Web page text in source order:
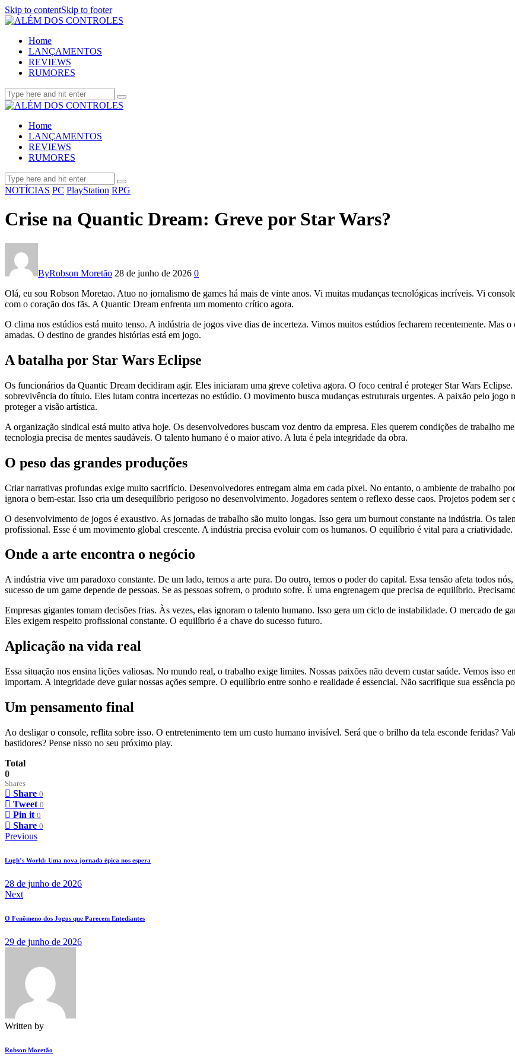
Skip to contentSkip to footer
Home
LANÇAMENTOS
REVIEWS
RUMORES
Home
LANÇAMENTOS
REVIEWS
RUMORES
NOTÍCIAS PC PlayStation RPG
Crise na Quantic Dream: Greve por Star Wars?
ByRobson Moretão 28 de junho de 2026 0
Olá, eu sou Robson Moretao. Atuo no jornalismo de games há mais de vinte anos. Vi muitas mudanças tecnológicas incríveis. Vi
com o coração dos fãs. A Quantic Dream enfrenta um momento crítico agora.
O clima nos estúdios está muito tenso. A indústria de jogos vive dias de incerteza. Vimos muitos estúdios fecharem recentemente. Mas
amadas. O destino de grandes histórias está em jogo.
A batalha por Star Wars Eclipse
Os funcionários da Quantic Dream decidiram agir. Eles iniciaram uma greve coletiva agora. O foco central é proteger Star Wars
sobrevivência do título. Eles lutam contra incertezas no estúdio. O movimento busca mudanças estruturais urgentes. A paixão pelo jogo
proteger a visão artística.
A organização sindical está muito ativa hoje. Os desenvolvedores buscam voz dentro da empresa. Eles querem condições de trabalho
tecnologia precisa de mentes saudáveis. O talento humano é o maior ativo. A luta é pela integridade da obra.
O peso das grandes produções
Criar narrativas profundas exige muito sacrifício. Desenvolvedores entregam alma em cada pixel. No entanto, o ambiente de trabalho
ignora o bem-estar. Isso cria um desequilíbrio perigoso no desenvolvimento. Jogadores sentem o reflexo desse caos. Projetos podem
O desenvolvimento de jogos é exaustivo. As jornadas de trabalho são muito longas. Isso gera um burnout constante na indústria. Os
profissional. Esse é um movimento global crescente. A indústria precisa evoluir com os humanos. O equilíbrio é vital para a criatividade.
Onde a arte encontra o negócio
A indústria vive um paradoxo constante. De um lado, temos a arte pura. Do outro, temos o poder do capital. Essa tensão afeta todos
sucesso de um game depende de pessoas. Se as pessoas sofrem, o produto sofre. É uma engrenagem que precisa de equilíbrio.
Empresas gigantes tomam decisões frias. Às vezes, elas ignoram o talento humano. Isso gera um ciclo de instabilidade. O mercado de
Eles exigem respeito profissional constante. O equilíbrio é a chave do sucesso futuro.
Aplicação na vida real
Essa situação nos ensina lições valiosas. No mundo real, o trabalho exige limites. Nossas paixões não devem custar saúde. Vemos isso
importam. A integridade deve guiar nossas ações sempre. O equilíbrio entre sonho e realidade é essencial. Não sacrifique sua essência
Um pensamento final
Ao desligar o console, reflita sobre isso. O entretenimento tem um custo humano invisível. Será que o brilho da tela esconde feridas?
bastidores? Pense nisso no seu próximo play.
Total
0
Shares
Share 0
Tweet 0
Pin it 0
Share 0
Navegação
de
Previous
Lugh’s World: Uma nova jornada épica nos espera
28 de junho de 2026
Next
O Fenômeno dos Jogos que Parecem Entediantes
29 de junho de 2026
Written by
Robson Moretão